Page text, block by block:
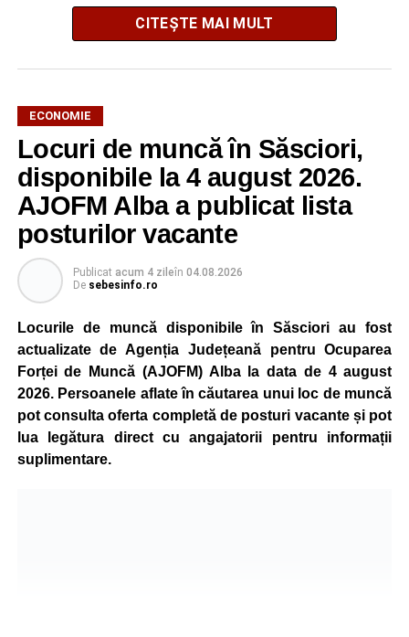
Potrivit unui comunicat al companiei, măsura va fi aplicată
gradual, în funcție de necesitățile sistemului energetic.
Reprezentanții Kronospan precizează că evoluția situației
este monitorizată permanent, iar activitatea va reveni la
capacitate normală imediat ce condițiile vor permite.
Compania dă asigurări că oprirea temporară a unor linii
de producție nu va afecta livrările către clienți.
Kronospan se numără printre cei mai mari consumatori de
energie electrică din România. O parte din necesarul
energetic este acoperită prin producția proprie de energie,
realizată cu ajutorul panourilor fotovoltaice și al unităților
de cogenerare.
Reprezentanții companiei afirmă că vor continua
colaborarea cu autoritățile și operatorii din domeniul
energetic pentru a contribui la depășirea perioadei dificile
CITEȘTE MAI MULT
ECONOMIE
Locuri de muncă în Săsciori,
disponibile la 4 august 2026.
AJOFM Alba a publicat lista
posturilor vacante
Publicat acum 4 zileîn 04.08.2026
De sebesinfo.ro
Locurile de muncă disponibile în Săsciori au fost
actualizate de Agenția Județeană pentru Ocuparea
Forței de Muncă (AJOFM) Alba la data de 4 august
2026. Persoanele aflate în căutarea unui loc de muncă
pot consulta oferta completă de posturi vacante și pot
lua legătura direct cu angajatorii pentru informații
suplimentare.